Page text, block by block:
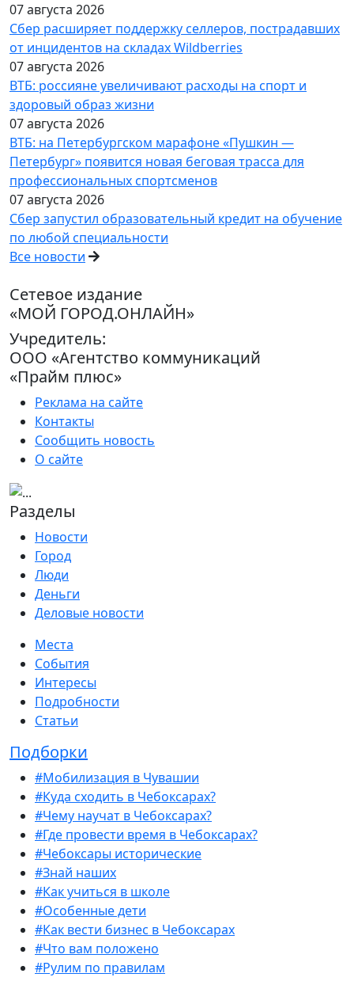
07 августа 2026
Сбер расширяет поддержку селлеров, пострадавших
от инцидентов на складах Wildberries
07 августа 2026
ВТБ: россияне увеличивают расходы на спорт и
здоровый образ жизни
07 августа 2026
ВТБ: на Петербургском марафоне «Пушкин —
Петербург» появится новая беговая трасса для
профессиональных спортсменов
07 августа 2026
Сбер запустил образовательный кредит на обучение
по любой специальности
Все новости
Сетевое издание
«МОЙ ГОРОД.ОНЛАЙН»
Учредитель:
ООО «Агентство коммуникаций
«Прайм плюс»
Реклама на сайте
Контакты
Сообщить новость
О сайте
Разделы
Новости
Город
Люди
Деньги
Деловые новости
Места
События
Интересы
Подробности
Статьи
Подборки
#Мобилизация в Чувашии
#Куда сходить в Чебоксарах?
#Чему научат в Чебоксарах?
#Где провести время в Чебоксарах?
#Чебоксары исторические
#Знай наших
#Как учиться в школе
#Особенные дети
#Как вести бизнес в Чебоксарах
#Что вам положено
#Рулим по правилам